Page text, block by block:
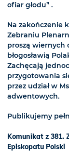
ofiar głodu” .
Na zakończenie
Zebraniu
proszą wiernych
błogosławią
Zachęcają
przygotowania
przez udział w
adwentowych.
Publikujemy
Komunikat z 381.
Episkopatu Polski